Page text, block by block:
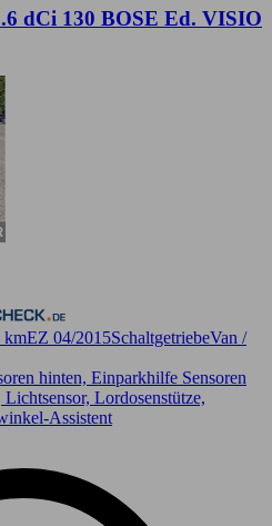
dCi 130 BOSE Ed. VISIO
kmEZ 04/2015SchaltgetriebeVan /
hinten, Einparkhilfe Sensoren
Lordosenstütze,
Assistent